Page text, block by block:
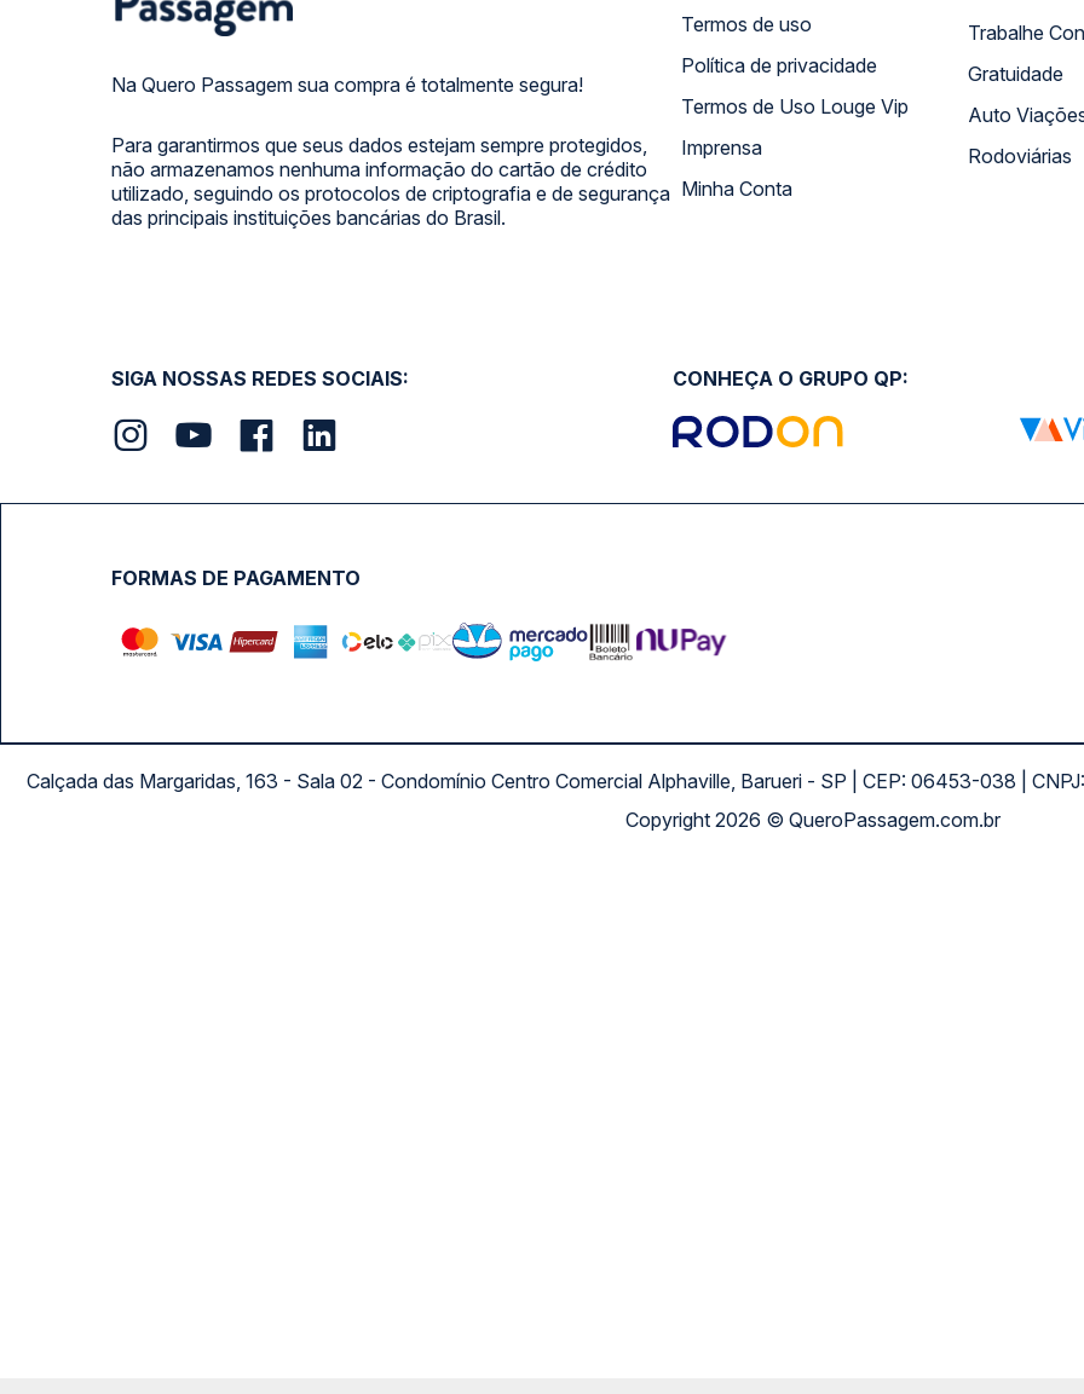
Na Quero Passagem sua compra é totalmente segura!
Para garantirmos que seus dados estejam sempre protegidos,
não armazenamos nenhuma informação do cartão de crédito
utilizado, seguindo os protocolos de criptografia e de segurança
das principais instituições bancárias do Brasil.
Termos de uso
Política de privacidade
Termos de Uso Louge Vip
Imprensa
Minha Conta
Trabalhe
Gratuidade
Auto
Rodoviárias
SIGA NOSSAS REDES SOCIAIS: CONHEÇA O GRUPO QP:
FORMAS DE PAGAMENTO
Calçada das Margaridas, 163 - Sala 02 - Condomínio Centro Comercial Alphaville, Barueri - SP | CEP: 06453-038 |
Copyright 2026 © QueroPassagem.com.br